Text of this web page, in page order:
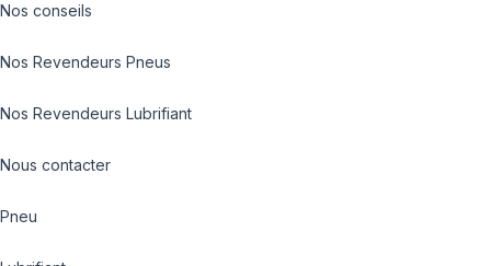
Nos conseils
Nos Revendeurs Pneus
Nos Revendeurs Lubrifiant
Nous contacter
Pneu